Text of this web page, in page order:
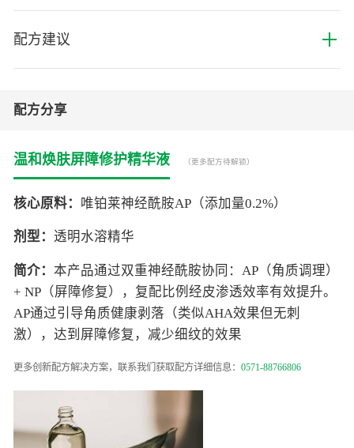
配方建议 +
配方分享
温和焕肤屏障修护精华液 （更多配方待解锁）
核心原料： 唯铂莱神经酰胺AP（添加量0.2%）
剂型： 透明水溶精华
简介：本产品通过双重神经酰胺协同：AP（角质调理）
+ NP（屏障修复），复配比例经皮渗透效率有效提升。
AP通过引导角质健康剥落（类似AHA效果但无刺
激），达到屏障修复，减少细纹的效果
更多创新配方解决方案，联系我们获取配方详细信息：0571-88766806